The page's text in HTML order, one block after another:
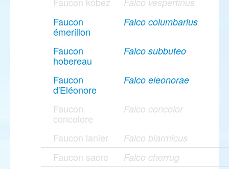
Faucon
émerillon
Falco columbarius
Faucon
hobereau
Falco subbuteo
Faucon
d'Eléonore
Falco eleonorae
Faucon
concolore
Falco concolor
Faucon lanier Falco biarmicus
Faucon sacre Falco cherrug